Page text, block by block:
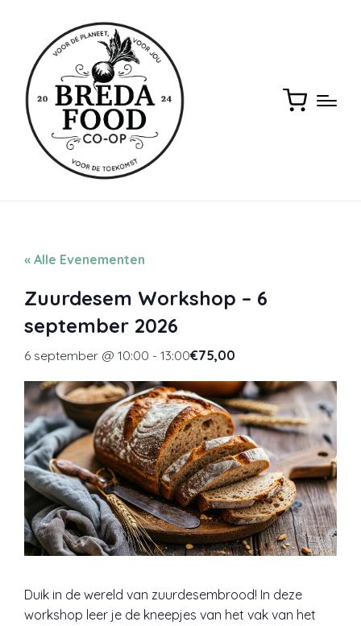
« Alle Evenementen
Zuurdesem Workshop – 6
september 2026
6 september @ 10:00 - 13:00€75,00
Duik in de wereld van zuurdesembrood! In deze
workshop leer je de kneepjes van het vak van het